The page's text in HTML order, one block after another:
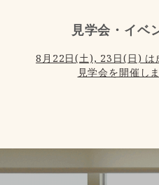
見学会・イベ
8月22日(土), 23日(日) は
見学会を開催し